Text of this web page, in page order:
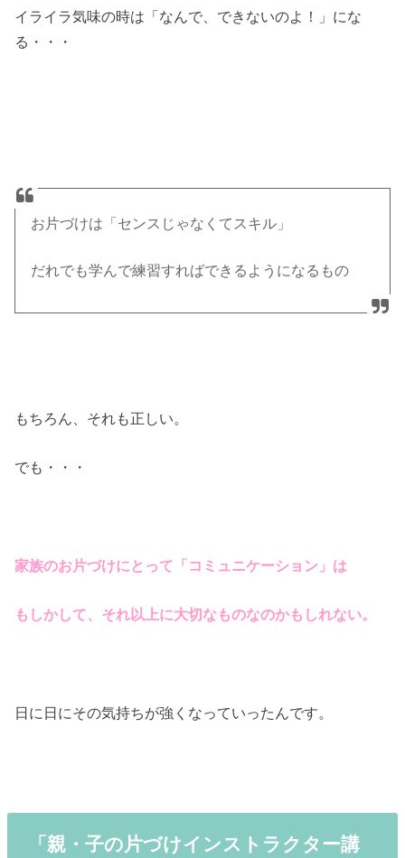
イライラ気味の時は「なんで、できないのよ！」にな
る・・・
お片づけは「センスじゃなくてスキル」
だれでも学んで練習すればできるようになるもの
もちろん、それも正しい。
でも・・・
家族のお片づけにとって「コミュニケーション」は
もしかして、それ以上に大切なものなのかもしれない。
日に日にその気持ちが強くなっていったんです。
「親・子の片づけインストラクター講